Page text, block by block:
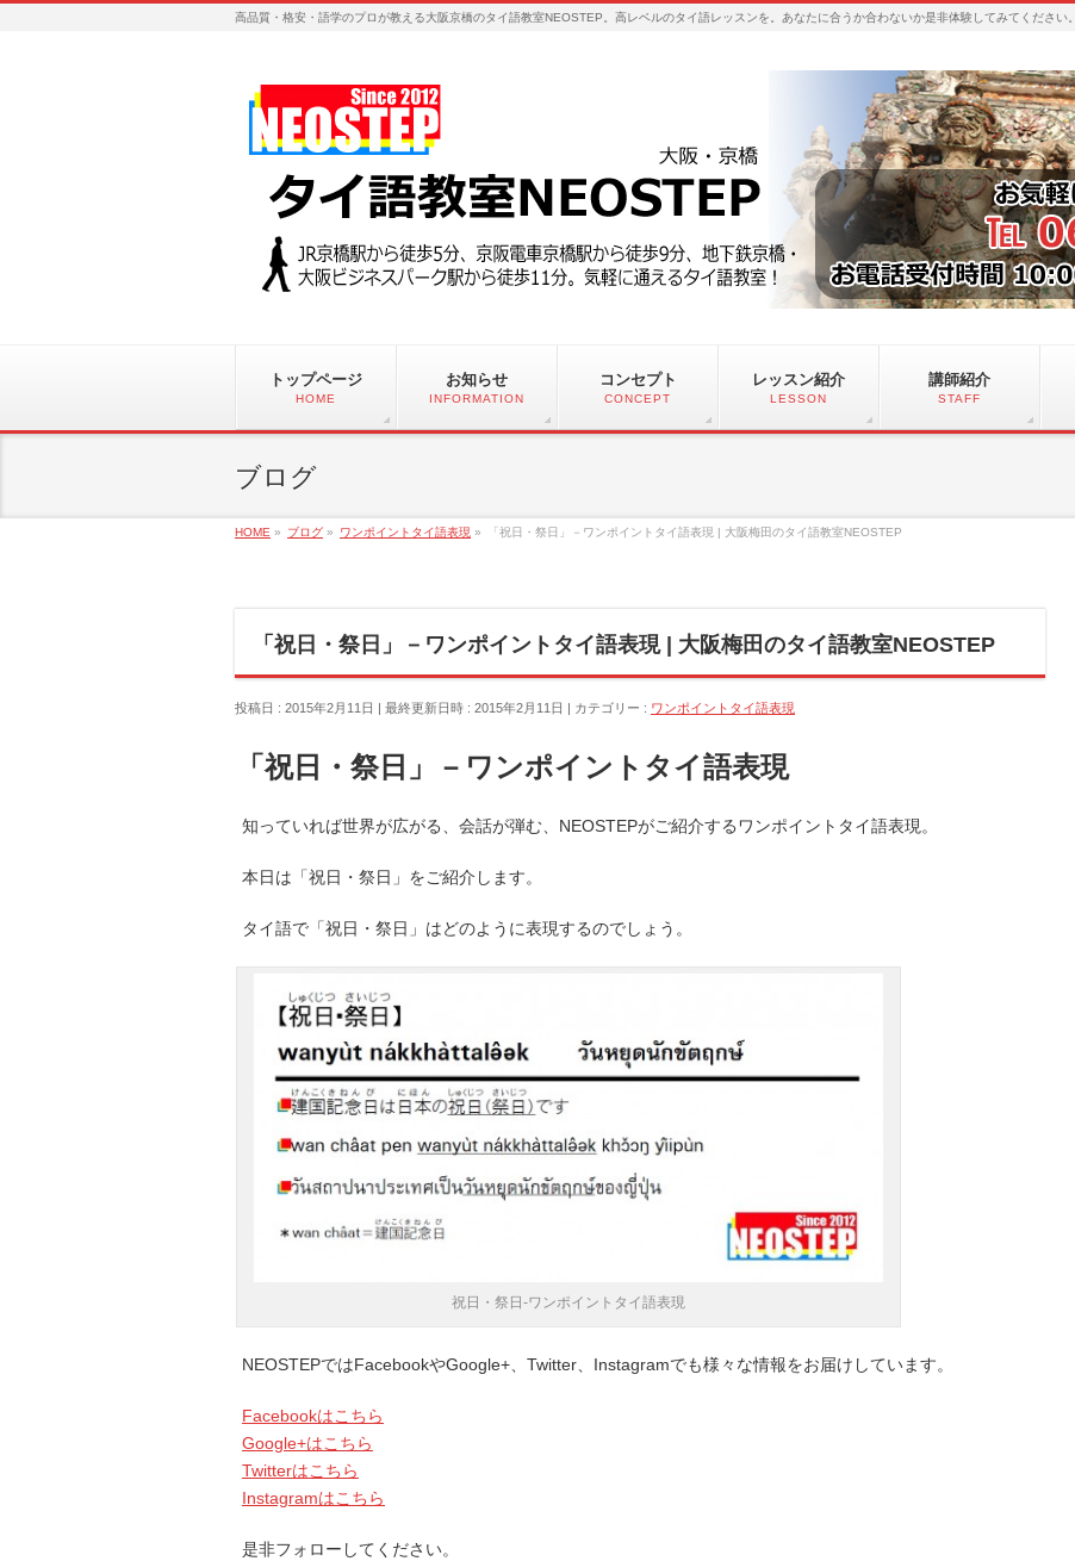
高品質・格安・語学のプロが教える大阪京橋のタイ語教室NEOSTEP。高レベルのタイ語レッスンを。あなたに合うか合わないか是非体験してみてください。
トップページ
HOME
お知らせ
INFORMATION
コンセプト
CONCEPT
レッスン紹介
LESSON
講師紹介
STAFF
ブログ
HOME » ブログ » ワンポイントタイ語表現 » 「祝日・祭日」－ワンポイントタイ語表現 | 大阪梅田のタイ語教室NEOSTEP
「祝日・祭日」－ワンポイントタイ語表現 | 大阪梅田のタイ語教室NEOSTEP
投稿日 : 2015年2月11日 最終更新日時 : 2015年2月11日 カテゴリー : ワンポイントタイ語表現
「祝日・祭日」－ワンポイントタイ語表現
知っていれば世界が広がる、会話が弾む、NEOSTEPがご紹介するワンポイントタイ語表現。
本日は「祝日・祭日」をご紹介します。
タイ語で「祝日・祭日」はどのように表現するのでしょう。
祝日・祭日-ワンポイントタイ語表現
NEOSTEPではFacebookやGoogle+、Twitter、Instagramでも様々な情報をお届けしています。
Facebookはこちら
Google+はこちら
Twitterはこちら
Instagramはこちら
是非フォローしてください。